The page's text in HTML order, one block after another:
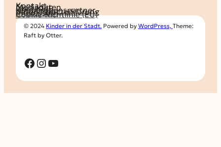
Kontakt
Mediadaten
Über KidS
Kooperationspartner
Datenschutz­erklärung
Impressum
Cookie-Richtlinie (EU)
© 2024 Kinder in der Stadt. Powered by WordPress, Theme:
Raft by Otter.
Facebook
Instagram
YouTube